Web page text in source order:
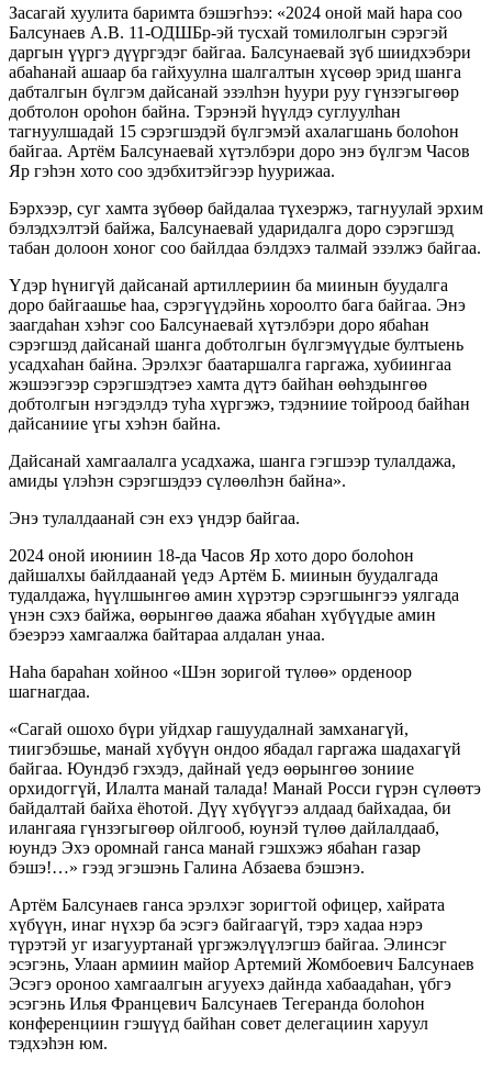
Засагай хуулита баримта бэшэгhээ: «2024 оной май hара соо
Балсунаев А.В. 11-ОДШБр-эй тусхай томилолгын сэрэгэй
даргын үүргэ дүүргэдэг байгаа. Балсунаевай зүб шиидхэбэри
абаhанай ашаар ба гайхуулна шалгалтын хүсөөр эрид шанга
дабталгын бүлгэм дайсанай эзэлhэн hуури руу гүнзэгыгөөр
добтолон ороhон байна. Тэрэнэй hүүлдэ суглуулhан
тагнуулшадай 15 сэрэгшэдэй бүлгэмэй ахалагшань болоhон
байгаа. Артём Балсунаевай хүтэлбэри доро энэ бүлгэм Часов
Яр гэhэн хото соо эдэбхитэйгээр hуурижаа.
Бэрхээр, суг хамта зүбөөр байдалаа түхеэржэ, тагнуулай эрхим
бэлэдхэлтэй байжа, Балсунаевай ударидалга доро сэрэгшэд
табан долоон хоног соо байлдаа бэлдэхэ талмай эзэлжэ байгаа.
Үдэр hүнигүй дайсанай артиллериин ба миинын буудалга
доро байгаашье hаа, сэрэгүүдэйнь хороолто бага байгаа. Энэ
заагдаhан хэhэг соо Балсунаевай хүтэлбэри доро ябаhан
сэрэгшэд дайсанай шанга добтолгын бүлгэмүүдые бултыень
усадхаhан байна. Эрэлхэг баатаршалга гаргажа, хубиингаа
жэшээгээр сэрэгшэдтэеэ хамта дүтэ байhан өөhэдынгөө
добтолгын нэгэдэлдэ туhа хүргэжэ, тэдэниие тойроод байhан
дайсаниие үгы хэhэн байна.
Дайсанай хамгаалалга усадхажа, шанга гэгшээр тулалдажа,
амиды үлэhэн сэрэгшэдээ сүлөөлhэн байна».
Энэ тулалдаанай сэн ехэ үндэр байгаа.
2024 оной июниин 18-да Часов Яр хото доро болоhон
дайшалхы байлдаанай үедэ Артём Б. миинын буудалгада
тудалдажа, hүүлшынгөө амин хүрэтэр сэрэгшынгээ уялгада
үнэн сэхэ байжа, өөрынгөө даажа ябаhан хүбүүдые амин
бэеэрээ хамгаалжа байтараа алдалан унаа.
Наhа бараhан хойноо «Шэн зоригой түлөө» орденоор
шагнагдаа.
«Сагай ошохо бүри уйдхар гашуудалнай замханагүй,
тиигэбэшье, манай хүбүүн ондоо ябадал гаргажа шадахагүй
байгаа. Юундэб гэхэдэ, дайнай үедэ өөрынгөө зониие
орхидоггүй, Илалта манай талада! Манай Росси гүрэн сүлөөтэ
байдалтай байха ёhотой. Дүү хүбүүгээ алдаад байхадаа, би
илангаяа гүнзэгыгөөр ойлгооб, юунэй түлөө дайлалдааб,
юундэ Эхэ оромнай ганса манай гэшхэжэ ябаhан газар
бэшэ!…» гээд эгэшэнь Галина Абзаева бэшэнэ.
Артём Балсунаев ганса эрэлхэг зоригтой офицер, хайрата
хүбүүн, инаг нүхэр ба эсэгэ байгаагүй, тэрэ хадаа нэрэ
түрэтэй уг изагууртанай үргэжэлүүлэгшэ байгаа. Элинсэг
эсэгэнь, Улаан армиин майор Артемий Жомбоевич Балсунаев
Эсэгэ ороноо хамгаалгын агууехэ дайнда хабаадаhан, үбгэ
эсэгэнь Илья Францевич Балсунаев Тегеранда болоhон
конференциин гэшүүд байhан совет делегациин харуул
тэдхэhэн юм.